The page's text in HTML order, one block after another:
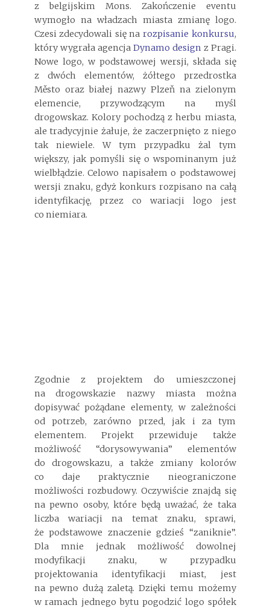
z belgijskim Mons. Zakończenie eventu
wymogło na władzach miasta zmianę logo.
Czesi zdecydowali się na rozpisanie konkursu,
który wygrała agencja Dynamo design z Pragi.
Nowe logo, w podstawowej wersji, składa się
z dwóch elementów, żółtego przedrostka
Město oraz białej nazwy Plzeň na zielonym
elemencie, przywodzącym na myśl
drogowskaz. Kolory pochodzą z herbu miasta,
ale tradycyjnie żałuje, że zaczerpnięto z niego
tak niewiele. W tym przypadku żal tym
większy, jak pomyśli się o wspominanym już
wielbłądzie. Celowo napisałem o podstawowej
wersji znaku, gdyż konkurs rozpisano na całą
identyfikację, przez co wariacji logo jest
co niemiara.
Zgodnie z projektem do umieszczonej
na drogowskazie nazwy miasta można
dopisywać pożądane elementy, w zależności
od potrzeb, zarówno przed, jak i za tym
elementem. Projekt przewiduje także
możliwość “dorysowywania” elementów
do drogowskazu, a także zmiany kolorów
co daje praktycznie nieograniczone
możliwości rozbudowy. Oczywiście znajdą się
na pewno osoby, które będą uważać, że taka
liczba wariacji na temat znaku, sprawi,
że podstawowe znaczenie gdzieś “zaniknie”.
Dla mnie jednak możliwość dowolnej
modyfikacji znaku, w przypadku
projektowania identyfikacji miast, jest
na pewno dużą zaletą. Dzięki temu możemy
w ramach jednego bytu pogodzić logo spółek